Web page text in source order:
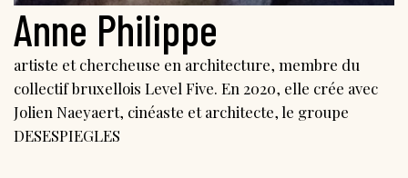
Anne Philippe
artiste et chercheuse en architecture, membre du
collectif bruxellois Level Five. En 2020, elle crée avec
Jolien Naeyaert, cinéaste et architecte, le groupe
DESESPIEGLES